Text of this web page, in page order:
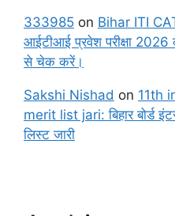
333985 on Bihar ITI
आईटीआई प्रवेश परीक्षा 2026
से चेक करें।
Sakshi Nishad on 11th
merit list jari: बिहार बोर्ड
लिस्ट जारी